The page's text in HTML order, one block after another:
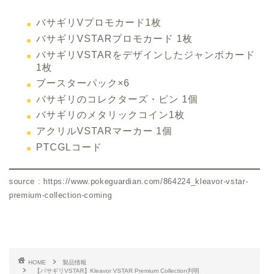
バサギリVプロモカード1枚
バサギリVSTARプロモカード 1枚
バサギリVSTARをデザインしたジャンボカード
1枚
ブースターパック×6
バサギリのコレクターズ・ピン 1個
バサギリのメタリックコイン1枚
アクリルVSTARマーカー 1個
PTCGLコード
source : https://www.pokeguardian.com/864224_kleavor-vstar-
premium-collection-coming
HOME
製品情報
【バサギリVSTAR】Kleavor VSTAR Premium Collection判明